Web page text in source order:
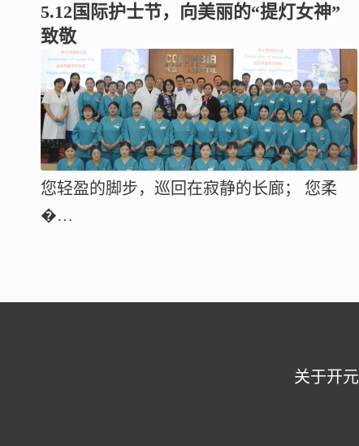
5.12国际护士节，向美丽的“提灯女神”
致敬
您轻盈的脚步，巡回在寂静的长廊； 您柔
�…
关于开元